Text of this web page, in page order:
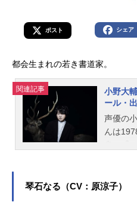
ポスト シェア
都会生まれの若き書道家。
関連記事
小野大
ール・
声優の
んは
の主役
琴石なる（CV：原涼子）